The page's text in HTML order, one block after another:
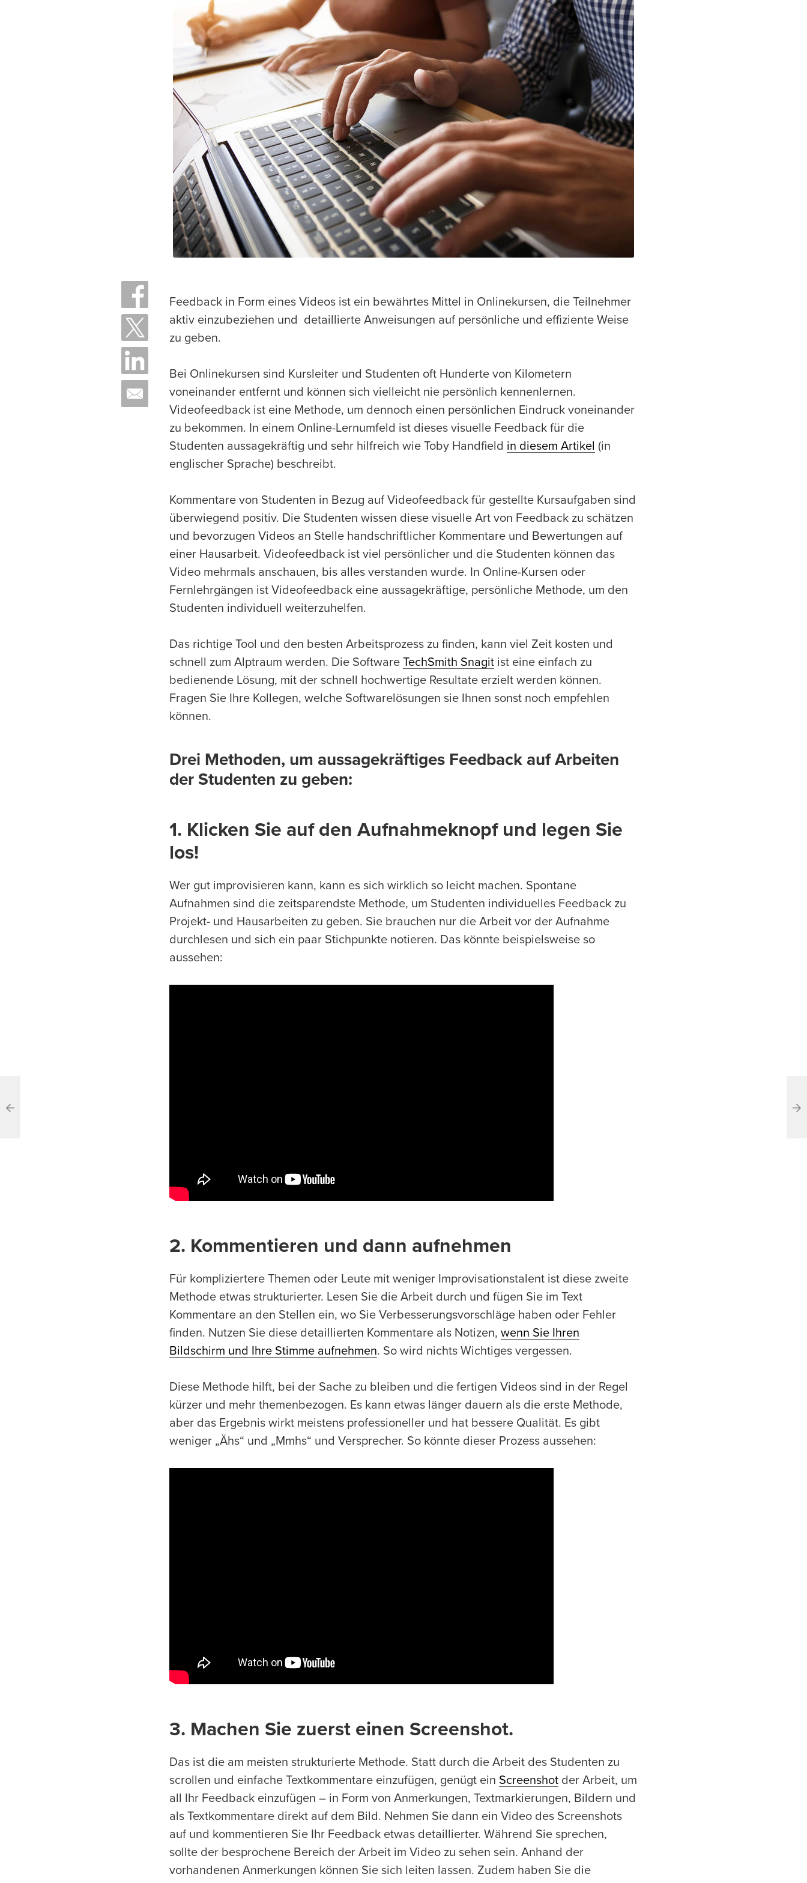
Feedback in Form eines Videos ist ein bewährtes Mittel in Onlinekursen, die Teilnehmer
aktiv einzubeziehen und detaillierte Anweisungen auf persönliche und effiziente Weise
zu geben.
Bei Onlinekursen sind Kursleiter und Studenten oft Hunderte von Kilometern
voneinander entfernt und können sich vielleicht nie persönlich kennenlernen.
Videofeedback ist eine Methode, um dennoch einen persönlichen Eindruck voneinander
zu bekommen. In einem Online-Lernumfeld ist dieses visuelle Feedback für die
Studenten aussagekräftig und sehr hilfreich wie Toby Handfield in diesem Artikel (in
englischer Sprache) beschreibt.
Kommentare von Studenten in Bezug auf Videofeedback für gestellte Kursaufgaben sind
überwiegend positiv. Die Studenten wissen diese visuelle Art von Feedback zu schätzen
und bevorzugen Videos an Stelle handschriftlicher Kommentare und Bewertungen auf
einer Hausarbeit. Videofeedback ist viel persönlicher und die Studenten können das
Video mehrmals anschauen, bis alles verstanden wurde. In Online-Kursen oder
Fernlehrgängen ist Videofeedback eine aussagekräftige, persönliche Methode, um den
Studenten individuell weiterzuhelfen.
Das richtige Tool und den besten Arbeitsprozess zu finden, kann viel Zeit kosten und
schnell zum Alptraum werden. Die Software TechSmith Snagit ist eine einfach zu
bedienende Lösung, mit der schnell hochwertige Resultate erzielt werden können.
Fragen Sie Ihre Kollegen, welche Softwarelösungen sie Ihnen sonst noch empfehlen
können.
Drei Methoden, um aussagekräftiges Feedback auf Arbeiten
der Studenten zu geben:
1. Klicken Sie auf den Aufnahmeknopf und legen Sie
los!
Wer gut improvisieren kann, kann es sich wirklich so leicht machen. Spontane
Aufnahmen sind die zeitsparendste Methode, um Studenten individuelles Feedback zu
Projekt- und Hausarbeiten zu geben. Sie brauchen nur die Arbeit vor der Aufnahme
durchlesen und sich ein paar Stichpunkte notieren. Das könnte beispielsweise so
aussehen:
2. Kommentieren und dann aufnehmen
Für kompliziertere Themen oder Leute mit weniger Improvisationstalent ist diese zweite
Methode etwas strukturierter. Lesen Sie die Arbeit durch und fügen Sie im Text
Kommentare an den Stellen ein, wo Sie Verbesserungsvorschläge haben oder Fehler
finden. Nutzen Sie diese detaillierten Kommentare als Notizen, wenn Sie Ihren
Bildschirm und Ihre Stimme aufnehmen. So wird nichts Wichtiges vergessen.
Diese Methode hilft, bei der Sache zu bleiben und die fertigen Videos sind in der Regel
kürzer und mehr themenbezogen. Es kann etwas länger dauern als die erste Methode,
aber das Ergebnis wirkt meistens professioneller und hat bessere Qualität. Es gibt
weniger „Ähs“ und „Mmhs“ und Versprecher. So könnte dieser Prozess aussehen:
3. Machen Sie zuerst einen Screenshot.
Das ist die am meisten strukturierte Methode. Statt durch die Arbeit des Studenten zu
scrollen und einfache Textkommentare einzufügen, genügt ein Screenshot der Arbeit, um
all Ihr Feedback einzufügen – in Form von Anmerkungen, Textmarkierungen, Bildern und
als Textkommentare direkt auf dem Bild. Nehmen Sie dann ein Video des Screenshots
auf und kommentieren Sie Ihr Feedback etwas detaillierter. Während Sie sprechen,
sollte der besprochene Bereich der Arbeit im Video zu sehen sein. Anhand der
vorhandenen Anmerkungen können Sie sich leiten lassen. Zudem haben Sie die